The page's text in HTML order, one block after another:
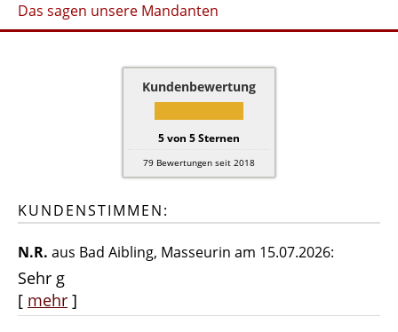
Das sagen unsere Mandanten
Kundenbewertung
5von 5Sternen
79 Bewertungen seit 2018
KUNDENSTIMMEN:
N.R. aus Bad Aibling, Masseurin am 15.07.2026:
Sehr g
[ mehr ]